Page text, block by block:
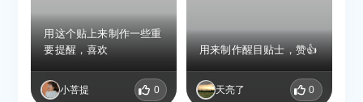
用这个贴上来制作一些重
要提醒，喜欢
小菩提 0
用来制作醒目贴士，赞👍
天亮了 0